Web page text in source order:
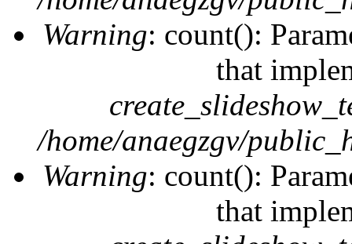
Warning: count():
that
/home/anaegzgv/
Warning: count():
that